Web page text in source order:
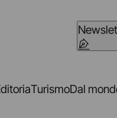
TurismoDal